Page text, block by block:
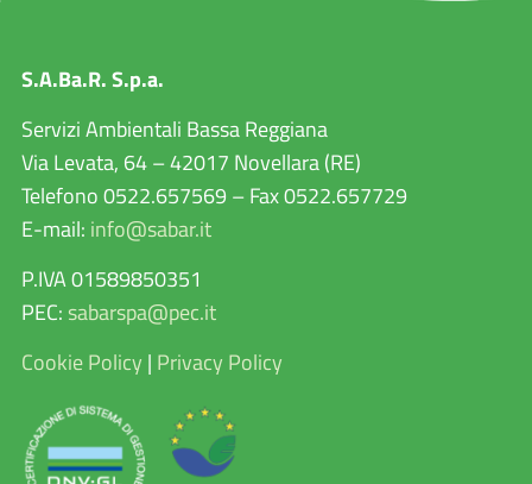
S.A.Ba.R. S.p.a.
Servizi Ambientali Bassa Reggiana
Via Levata, 64 – 42017 Novellara (RE)
Telefono 0522.657569 – Fax 0522.657729
E-mail: info@sabar.it
P.IVA 01589850351
PEC: sabarspa@pec.it
Cookie Policy | Privacy Policy